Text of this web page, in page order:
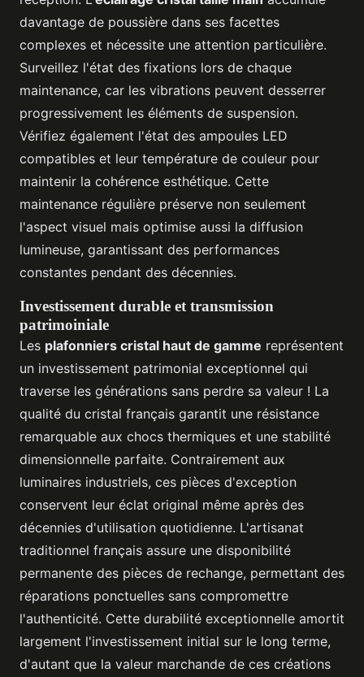
davantage de poussière dans ses facettes
complexes et nécessite une attention particulière.
Surveillez l'état des fixations lors de chaque
maintenance, car les vibrations peuvent desserrer
progressivement les éléments de suspension.
Vérifiez également l'état des ampoules LED
compatibles et leur température de couleur pour
maintenir la cohérence esthétique. Cette
maintenance régulière préserve non seulement
l'aspect visuel mais optimise aussi la diffusion
lumineuse, garantissant des performances
constantes pendant des décennies.
Investissement durable et transmission
patrimoiniale
Les plafonniers cristal haut de gamme représentent
un investissement patrimonial exceptionnel qui
traverse les générations sans perdre sa valeur ! La
qualité du cristal français garantit une résistance
remarquable aux chocs thermiques et une stabilité
dimensionnelle parfaite. Contrairement aux
luminaires industriels, ces pièces d'exception
conservent leur éclat original même après des
décennies d'utilisation quotidienne. L'artisanat
traditionnel français assure une disponibilité
permanente des pièces de rechange, permettant des
réparations ponctuelles sans compromettre
l'authenticité. Cette durabilité exceptionnelle amortit
largement l'investissement initial sur le long terme,
d'autant que la valeur marchande de ces créations